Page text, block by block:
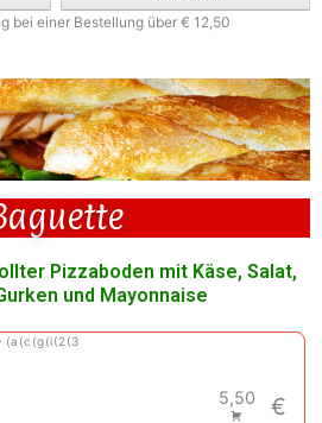
bei einer Bestellung über € 12,50
Pizzaboden mit Käse, Salat,
und Mayonnaise
a c g i 2 3
5,50 €